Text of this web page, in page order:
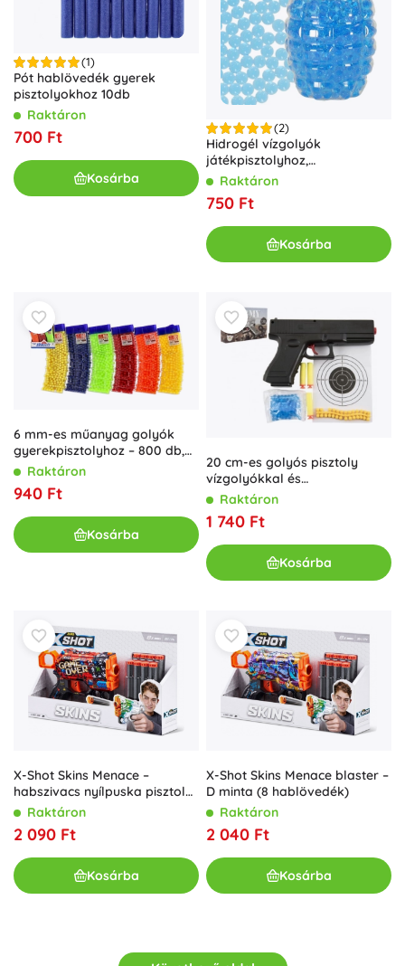
(1)
Pót hablövedék gyerek
pisztolyokhoz 10db
Raktáron
700 Ft
Kosárba
(2)
Hidrogél vízgolyók
játékpisztolyhoz,
dekorációhoz és
550 db
Raktáron
750 Ft
Kosárba
6 mm-es műanyag golyók
gyerekpisztolyhoz – 800 db,
színmix
Raktáron
940 Ft
Kosárba
20 cm-es golyós pisztoly
vízgolyókkal és
hablövedékekkel
Raktáron
1 740 Ft
Kosárba
X-Shot Skins Menace –
habszivacs nyílpuska pisztoly,
B minta (8 nyíl)
Raktáron
2 090 Ft
Kosárba
X-Shot Skins Menace blaster –
D minta (8 hablövedék)
Raktáron
2 040 Ft
Kosárba